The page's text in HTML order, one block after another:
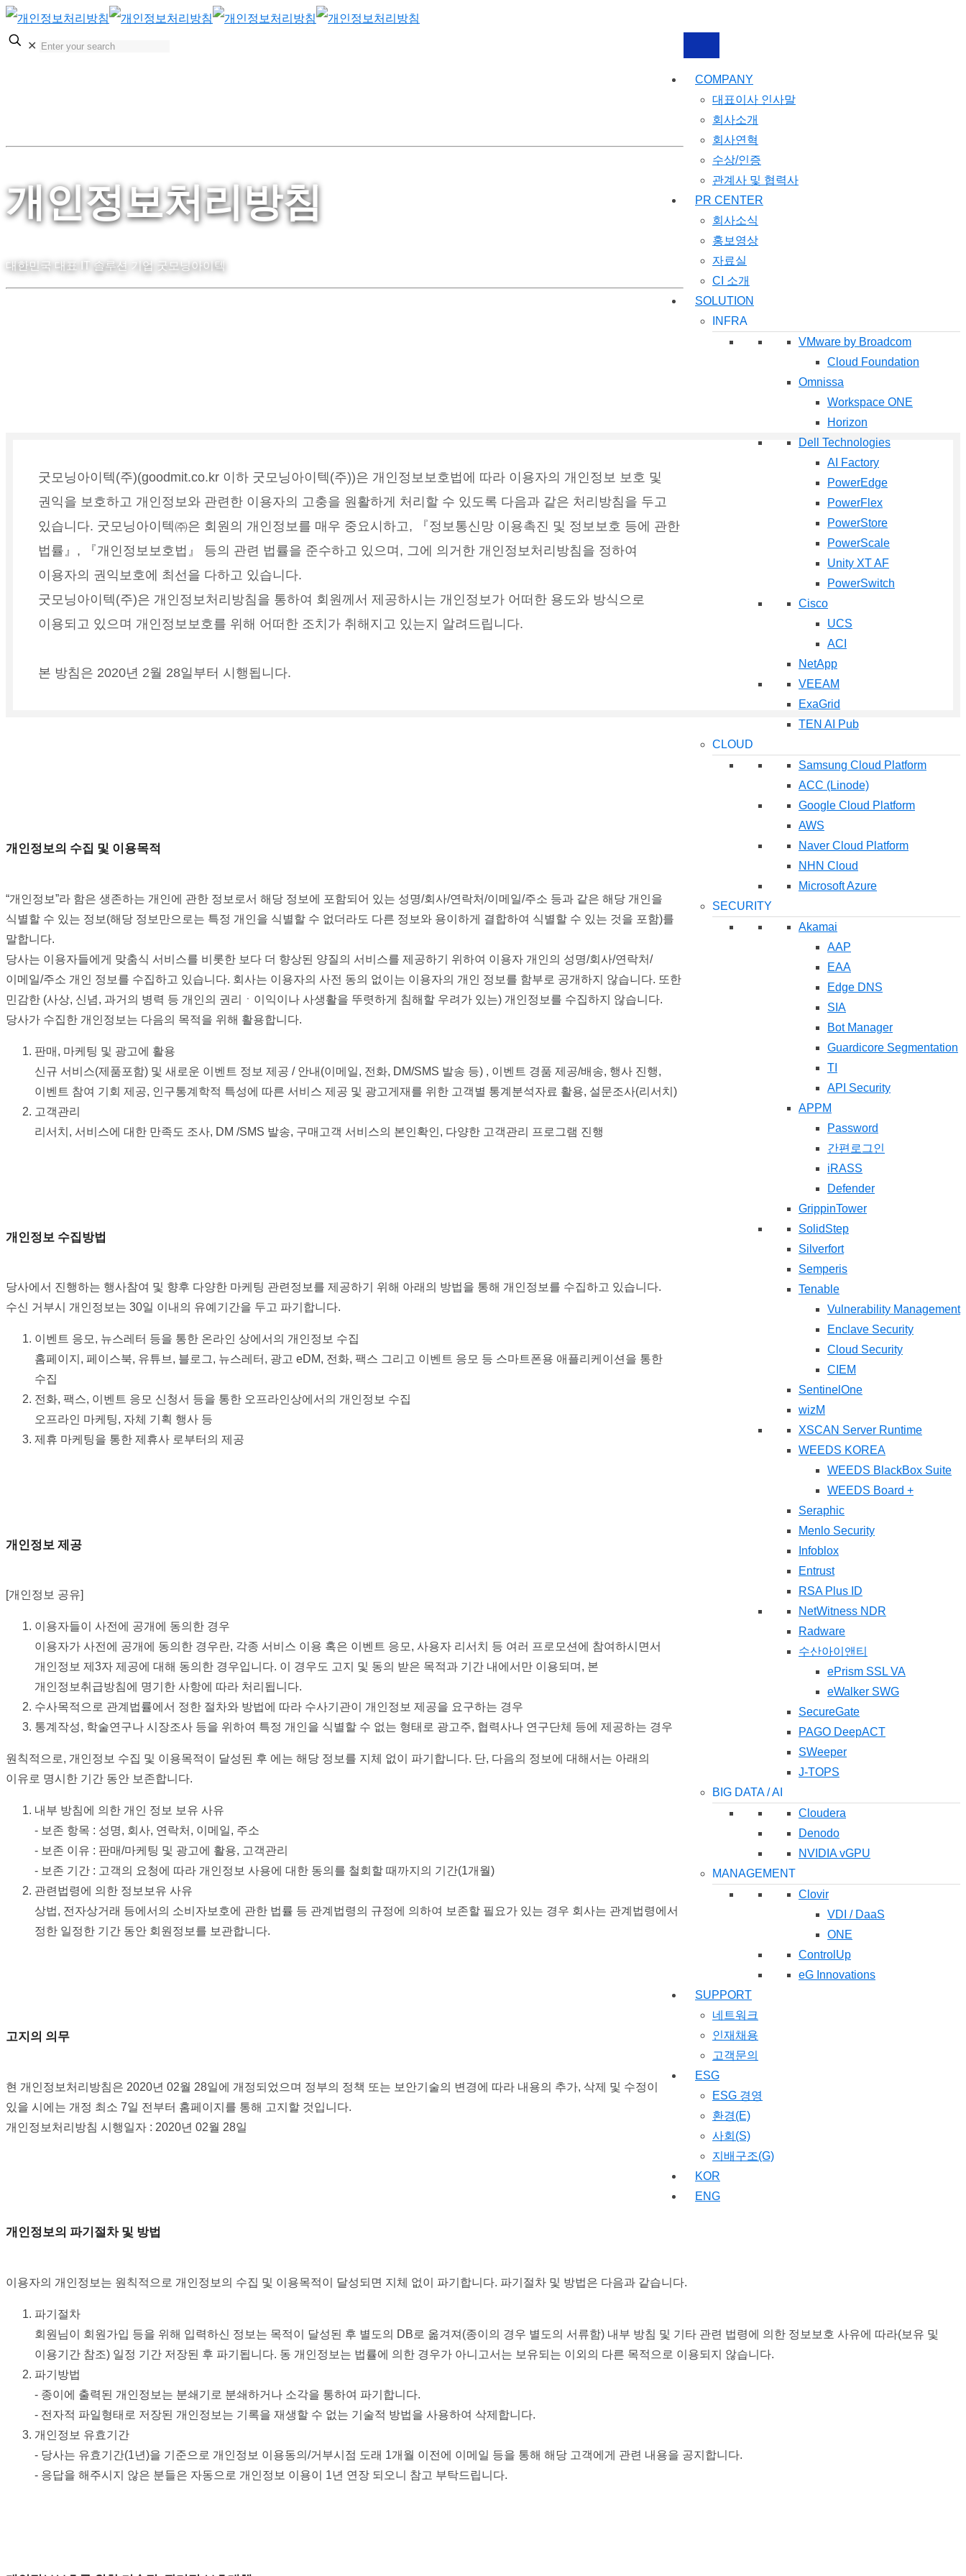
COMPANY
대표이사 인사말
회사소개
회사연혁
수상/인증
관계사 및 협력사
PR CENTER
회사소식
홍보영상
자료실
CI 소개
SOLUTION
INFRA
VMware by Broadcom
Cloud Foundation
Omnissa
Workspace ONE
Horizon
Dell Technologies
AI Factory
PowerEdge
PowerFlex
PowerStore
PowerScale
Unity XT AF
PowerSwitch
Cisco
UCS
ACI
NetApp
VEEAM
ExaGrid
TEN AI Pub
CLOUD
Samsung Cloud Platform
ACC (Linode)
Google Cloud Platform
AWS
Naver Cloud Platform
NHN Cloud
Microsoft Azure
SECURITY
Akamai
AAP
EAA
Edge DNS
SIA
Bot Manager
Guardicore Segmentation
TI
API Security
APPM
Password
간편로그인
iRASS
Defender
GrippinTower
SolidStep
Silverfort
Semperis
Tenable
Vulnerability Management
Enclave Security
Cloud Security
CIEM
SentinelOne
wizM
XSCAN Server Runtime
WEEDS KOREA
WEEDS BlackBox Suite
WEEDS Board +
Seraphic
Menlo Security
Infoblox
Entrust
RSA Plus ID
NetWitness NDR
Radware
수산아이앤티
ePrism SSL VA
eWalker SWG
SecureGate
PAGO DeepACT
SWeeper
J-TOPS
BIG DATA / AI
Cloudera
Denodo
NVIDIA vGPU
MANAGEMENT
Clovir
VDI / DaaS
ONE
ControlUp
eG Innovations
SUPPORT
네트워크
인재채용
고객문의
ESG
ESG 경영
환경(E)
사회(S)
지배구조(G)
KOR
ENG
✕
개인정보처리방침
대한민국 대표 IT 솔루션 기업 굿모닝아이텍
굿모닝아이텍(주)(goodmit.co.kr 이하 굿모닝아이텍(주))은 개인정보보호법에 따라 이용자의 개인정보 보호 및
권익을 보호하고 개인정보와 관련한 이용자의 고충을 원활하게 처리할 수 있도록 다음과 같은 처리방침을 두고
있습니다. 굿모닝아이텍㈜은 회원의 개인정보를 매우 중요시하고, 『정보통신망 이용촉진 및 정보보호 등에 관한
법률』, 『개인정보보호법』 등의 관련 법률을 준수하고 있으며, 그에 의거한 개인정보처리방침을 정하여
이용자의 권익보호에 최선을 다하고 있습니다.
굿모닝아이텍(주)은 개인정보처리방침을 통하여 회원께서 제공하시는 개인정보가 어떠한 용도와 방식으로
이용되고 있으며 개인정보보호를 위해 어떠한 조치가 취해지고 있는지 알려드립니다.
본 방침은 2020년 2월 28일부터 시행됩니다.
개인정보의 수집 및 이용목적
“개인정보”라 함은 생존하는 개인에 관한 정보로서 해당 정보에 포함되어 있는 성명/회사/연락처/이메일/주소 등과 같은 해당 개인을
식별할 수 있는 정보(해당 정보만으로는 특정 개인을 식별할 수 없더라도 다른 정보와 용이하게 결합하여 식별할 수 있는 것을 포함)를
말합니다.
당사는 이용자들에게 맞춤식 서비스를 비롯한 보다 더 향상된 양질의 서비스를 제공하기 위하여 이용자 개인의 성명/회사/연락처/
이메일/주소 개인 정보를 수집하고 있습니다. 회사는 이용자의 사전 동의 없이는 이용자의 개인 정보를 함부로 공개하지 않습니다. 또한
민감한 (사상, 신념, 과거의 병력 등 개인의 권리ㆍ이익이나 사생활을 뚜렷하게 침해할 우려가 있는) 개인정보를 수집하지 않습니다.
당사가 수집한 개인정보는 다음의 목적을 위해 활용합니다.
판매, 마케팅 및 광고에 활용
신규 서비스(제품포함) 및 새로운 이벤트 정보 제공 / 안내(이메일, 전화, DM/SMS 발송 등) , 이벤트 경품 제공/배송, 행사 진행,
이벤트 참여 기회 제공, 인구통계학적 특성에 따른 서비스 제공 및 광고게재를 위한 고객별 통계분석자료 활용, 설문조사(리서치)
고객관리
리서치, 서비스에 대한 만족도 조사, DM /SMS 발송, 구매고객 서비스의 본인확인, 다양한 고객관리 프로그램 진행
개인정보 수집방법
당사에서 진행하는 행사참여 및 향후 다양한 마케팅 관련정보를 제공하기 위해 아래의 방법을 통해 개인정보를 수집하고 있습니다.
수신 거부시 개인정보는 30일 이내의 유예기간을 두고 파기합니다.
이벤트 응모, 뉴스레터 등을 통한 온라인 상에서의 개인정보 수집
홈페이지, 페이스북, 유튜브, 블로그, 뉴스레터, 광고 eDM, 전화, 팩스 그리고 이벤트 응모 등 스마트폰용 애플리케이션을 통한
수집
전화, 팩스, 이벤트 응모 신청서 등을 통한 오프라인상에서의 개인정보 수집
오프라인 마케팅, 자체 기획 행사 등
제휴 마케팅을 통한 제휴사 로부터의 제공
개인정보 제공
[개인정보 공유]
이용자들이 사전에 공개에 동의한 경우
이용자가 사전에 공개에 동의한 경우란, 각종 서비스 이용 혹은 이벤트 응모, 사용자 리서치 등 여러 프로모션에 참여하시면서
개인정보 제3자 제공에 대해 동의한 경우입니다. 이 경우도 고지 및 동의 받은 목적과 기간 내에서만 이용되며, 본
개인정보취급방침에 명기한 사항에 따라 처리됩니다.
수사목적으로 관계법률에서 정한 절차와 방법에 따라 수사기관이 개인정보 제공을 요구하는 경우
통계작성, 학술연구나 시장조사 등을 위하여 특정 개인을 식별할 수 없는 형태로 광고주, 협력사나 연구단체 등에 제공하는 경우
원칙적으로, 개인정보 수집 및 이용목적이 달성된 후 에는 해당 정보를 지체 없이 파기합니다. 단, 다음의 정보에 대해서는 아래의
이유로 명시한 기간 동안 보존합니다.
내부 방침에 의한 개인 정보 보유 사유
- 보존 항목 : 성명, 회사, 연락처, 이메일, 주소
- 보존 이유 : 판매/마케팅 및 광고에 활용, 고객관리
- 보존 기간 : 고객의 요청에 따라 개인정보 사용에 대한 동의를 철회할 때까지의 기간(1개월)
관련법령에 의한 정보보유 사유
상법, 전자상거래 등에서의 소비자보호에 관한 법률 등 관계법령의 규정에 의하여 보존할 필요가 있는 경우 회사는 관계법령에서
정한 일정한 기간 동안 회원정보를 보관합니다.
고지의 의무
현 개인정보처리방침은 2020년 02월 28일에 개정되었으며 정부의 정책 또는 보안기술의 변경에 따라 내용의 추가, 삭제 및 수정이
있을 시에는 개정 최소 7일 전부터 홈페이지를 통해 고지할 것입니다.
개인정보처리방침 시행일자 : 2020년 02월 28일
개인정보의 파기절차 및 방법
이용자의 개인정보는 원칙적으로 개인정보의 수집 및 이용목적이 달성되면 지체 없이 파기합니다. 파기절차 및 방법은 다음과 같습니다.
파기절차
회원님이 회원가입 등을 위해 입력하신 정보는 목적이 달성된 후 별도의 DB로 옮겨져(종이의 경우 별도의 서류함) 내부 방침 및 기타 관련 법령에 의한 정보보호 사유에 따라(보유 및
이용기간 참조) 일정 기간 저장된 후 파기됩니다. 동 개인정보는 법률에 의한 경우가 아니고서는 보유되는 이외의 다른 목적으로 이용되지 않습니다.
파기방법
- 종이에 출력된 개인정보는 분쇄기로 분쇄하거나 소각을 통하여 파기합니다.
- 전자적 파일형태로 저장된 개인정보는 기록을 재생할 수 없는 기술적 방법을 사용하여 삭제합니다.
개인정보 유효기간
- 당사는 유효기간(1년)을 기준으로 개인정보 이용동의/거부시점 도래 1개월 이전에 이메일 등을 통해 해당 고객에게 관련 내용을 공지합니다.
- 응답을 해주시지 않은 분들은 자동으로 개인정보 이용이 1년 연장 되오니 참고 부탁드립니다.